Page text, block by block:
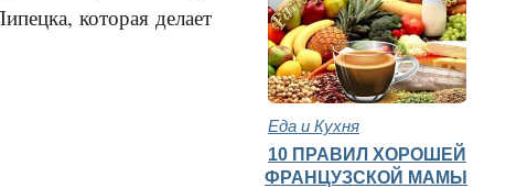
которая делает
Еда и Кухня
10 ПРАВИЛ ХОРОШЕЙ
ФРАНЦУЗСКОЙ МАМЫ